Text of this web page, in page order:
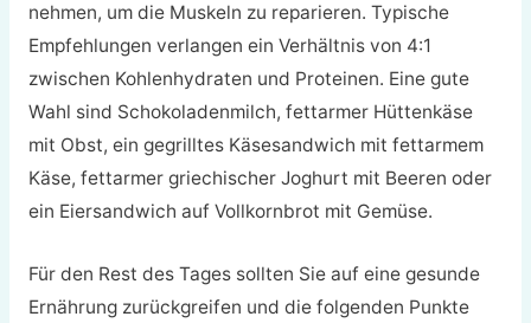
nehmen, um die Muskeln zu reparieren. Typische
Empfehlungen verlangen ein Verhältnis von 4:1
zwischen Kohlenhydraten und Proteinen. Eine gute
Wahl sind Schokoladenmilch, fettarmer Hüttenkäse
mit Obst, ein gegrilltes Käsesandwich mit fettarmem
Käse, fettarmer griechischer Joghurt mit Beeren oder
ein Eiersandwich auf Vollkornbrot mit Gemüse.
Für den Rest des Tages sollten Sie auf eine gesunde
Ernährung zurückgreifen und die folgenden Punkte